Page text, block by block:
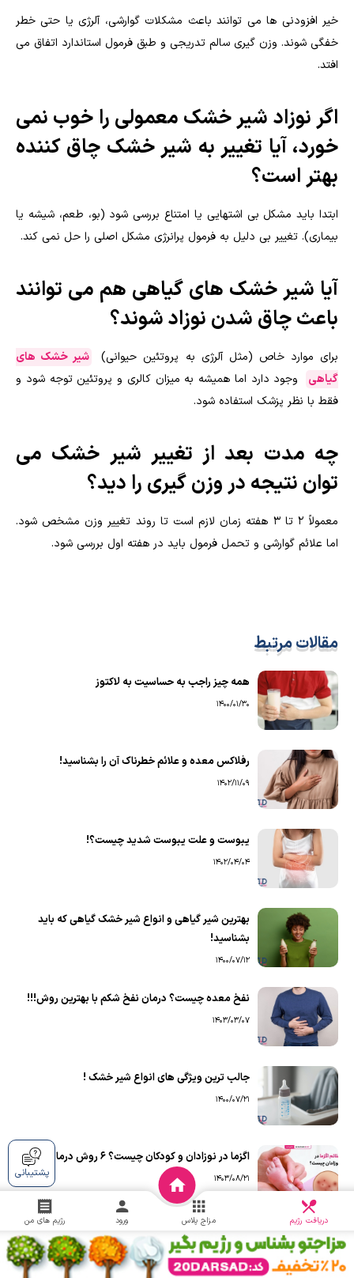
خیر افزودنی ها می توانند باعث مشکلات گوارشی، آلرژی یا حتی خطر
خفگی شوند. وزن گیری سالم تدریجی و طبق فرمول استاندارد اتفاق می
افتد.
اگر نوزاد شیر خشک معمولی را خوب نمی
خورد، آیا تغییر به شیر خشک چاق کننده
بهتر است؟
ابتدا باید مشکل بی اشتهایی یا امتناع بررسی شود (بو، طعم، شیشه یا
بیماری). تغییر بی دلیل به فرمول پرانرژی مشکل اصلی را حل نمی کند.
آیا شیر خشک های گیاهی هم می توانند
باعث چاق شدن نوزاد شوند؟
برای موارد خاص (مثل آلرژی به پروتئین حیوانی)
شیر خشک های
گیاهی
وجود دارد اما همیشه به میزان کالری و پروتئین توجه شود و
فقط با نظر پزشک استفاده شود.
چه مدت بعد از تغییر شیر خشک می
توان نتیجه در وزن گیری را دید؟
معمولاً ۲ تا ۳ هفته زمان لازم است تا روند تغییر وزن مشخص شود.
اما علائم گوارشی و تحمل فرمول باید در هفته اول بررسی شود.
مقالات مرتبط
همه چیز راجب به حساسیت به لاکتوز
1400/01/30
رفلاکس معده و علائم خطرناک آن را بشناسید!
1402/11/09
یبوست و علت یبوست شدید چیست؟!
1402/04/04
بهترین شیر گیاهی و انواع شیر خشک گیاهی که باید
بشناسید!
1400/07/12
نفخ معده چیست؟ درمان نفخ شکم با بهترین روش!!!
1403/03/07
جالب ترین ویژگی های انواع شیر خشک !
1400/07/21
اگزما در نوزادان و کودکان چیست؟ 6 روش درمان
1403/08/21 پشتیبانی
دریافت رژیم مزاج پلاس ورود رژیم های من